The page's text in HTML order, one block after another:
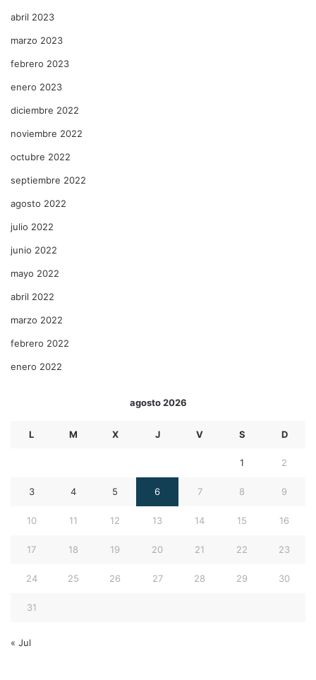
abril 2023
marzo 2023
febrero 2023
enero 2023
diciembre 2022
noviembre 2022
octubre 2022
septiembre 2022
agosto 2022
julio 2022
junio 2022
mayo 2022
abril 2022
marzo 2022
febrero 2022
enero 2022
agosto 2026
L M X J V S D
1 2
3 4 5 6 7 8 9
10 11 12 13 14 15 16
17 18 19 20 21 22 23
24 25 26 27 28 29 30
31
« Jul